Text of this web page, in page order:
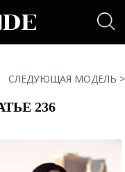
СЛЕДУЮЩАЯ МОДЕЛЬ >
236